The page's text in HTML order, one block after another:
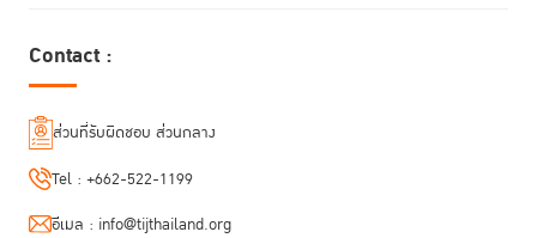
Sven Pfeiffer
ของการใช้มาตรการที่มิใช่การคุมขังมาใช้ว่าจะมีส่วนช่วยในการลดผลกระทบทาง
สังคมและเศรษฐกิจต่อทั้งผู้ต้องขัง ครอบครัวของผู้ต้องขัง และชุมชน ลดภาระ
ค่าใช้จ่ายของรัฐ ลดการกระทำผิดซ้ำ ลดโอกาสสร้างทักษะทางอาชญากรรม
เพิ่มจากการเรียนรู้ในเรือนจำ
Contact :
ส่วนที่รับผิดชอบ ส่วนกลาง
Tel : +662-522-1199
อีเมล : info@tijthailand.org